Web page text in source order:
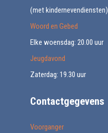
(met kindernevendiensten)
Woord en Gebed
Elke woensdag: 20.00 uur
Jeugdavond
Zaterdag: 19.30 uur
Contactgegevens
Voorganger